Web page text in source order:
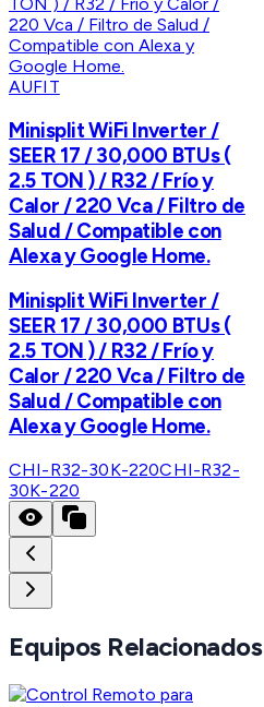
AUFIT
Minisplit WiFi Inverter /
SEER 17 / 30,000 BTUs (
2.5 TON ) / R32 / Frío y
Calor / 220 Vca / Filtro de
Salud / Compatible con
Alexa y Google Home.
Minisplit WiFi Inverter /
SEER 17 / 30,000 BTUs (
2.5 TON ) / R32 / Frío y
Calor / 220 Vca / Filtro de
Salud / Compatible con
Alexa y Google Home.
CHI-R32-30K-220CHI-R32-
30K-220
Equipos Relacionados